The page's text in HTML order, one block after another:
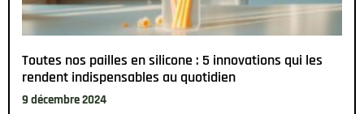
Toutes nos pailles en silicone : 5 innovations qui les
rendent indispensables au quotidien
9 décembre 2024